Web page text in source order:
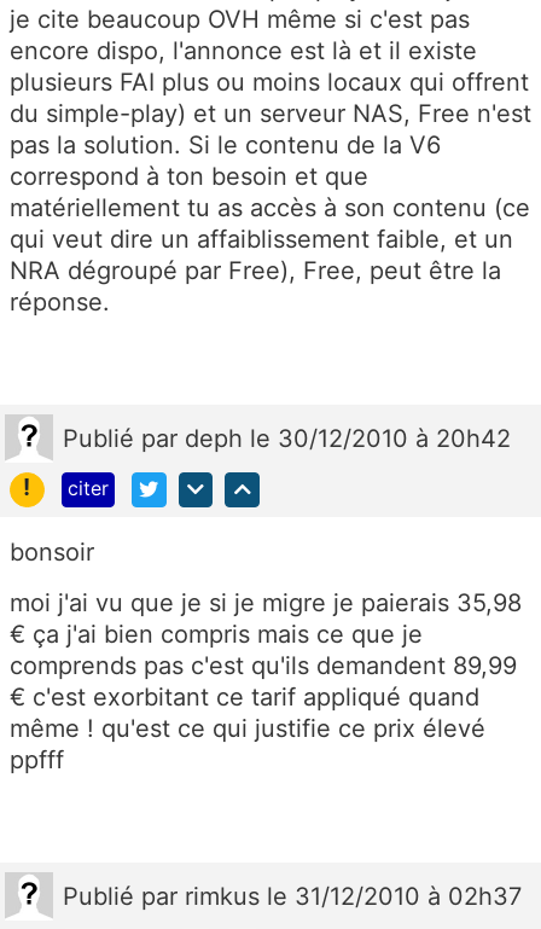
je cite beaucoup OVH même si c'est pas
encore dispo, l'annonce est là et il existe
plusieurs FAI plus ou moins locaux qui offrent
du simple-play) et un serveur NAS, Free n'est
pas la solution. Si le contenu de la V6
correspond à ton besoin et que
matériellement tu as accès à son contenu (ce
qui veut dire un affaiblissement faible, et un
NRA dégroupé par Free), Free, peut être la
réponse.
Publié par deph le 30/12/2010 à 20h42
!
citer
bonsoir
moi j'ai vu que je si je migre je paierais 35,98
€ ça j'ai bien compris mais ce que je
comprends pas c'est qu'ils demandent 89,99
€ c'est exorbitant ce tarif appliqué quand
même ! qu'est ce qui justifie ce prix élevé
ppfff
Publié par rimkus le 31/12/2010 à 02h37